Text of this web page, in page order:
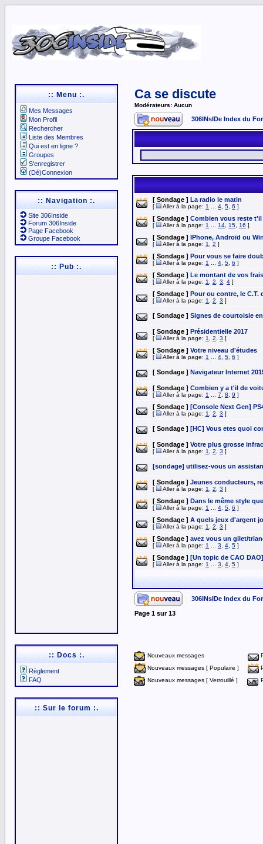
:: Menu :.
Mes Messages
Mon Profil
Rechercher
Liste des Membres
Qui est en ligne ?
Groupes
S'enregistrer
(Dé)Connexion
:: Navigation :.
Site 306Inside
Forum 306Inside
Page Facebook
Groupe Facebook
:: Pub :.
:: Docs :.
Règlement
FAQ
:: Sur le forum :.
Ca se discute
Modérateurs: Aucun
306INsIDe Index du
[ Sondage ] La radio le matin
[ Aller à la page: 1 4 5 6 ]
[ Sondage ] Combien vous reste
[ Aller à la page: 1 14 15 16 ]
[ Sondage ] IPhone, Androïd ou
[ Aller à la page: 1 2 ]
[ Sondage ] Pour vous se faire
[ Aller à la page: 1 4 5 6 ]
[ Sondage ] Le montant de vos
[ Aller à la page: 1 2 3 4 ]
[ Sondage ] Pour ou contre, le C.T.
[ Aller à la page: 1 2 3 ]
[ Sondage ] Signes de courtoisie
[ Sondage ] Présidentielle 2017
[ Aller à la page: 1 2 3 ]
[ Sondage ] Votre niveau d'études
[ Aller à la page: 1 4 5 6 ]
[ Sondage ] Navigateur Internet
[ Sondage ] Combien y a t'il de
[ Aller à la page: 1 7 8 9 ]
[ Sondage ] [Console Next Gen]
[ Aller à la page: 1 2 3 ]
[ Sondage ] [HC] Vous etes quoi
[ Sondage ] Votre plus grosse
[ Aller à la page: 1 2 3 ]
[sondage] utilisez-vous un
[ Sondage ] Jeunes conducteurs,
[ Aller à la page: 1 2 3 ]
[ Sondage ] Dans le même style
[ Aller à la page: 1 4 5 6 ]
[ Sondage ] A quels jeux d'argent
[ Aller à la page: 1 2 3 ]
[ Sondage ] avez vous un gilet/
[ Aller à la page: 1 3 4 5 ]
[ Sondage ] [Un topic de CAO DAO]
[ Aller à la page: 1 3 4 5 ]
306INsIDe Index du
Page 1 sur13
Nouveaux messages
Nouveaux messages [ Populaire ]
Nouveaux messages [ Verrouillé ]